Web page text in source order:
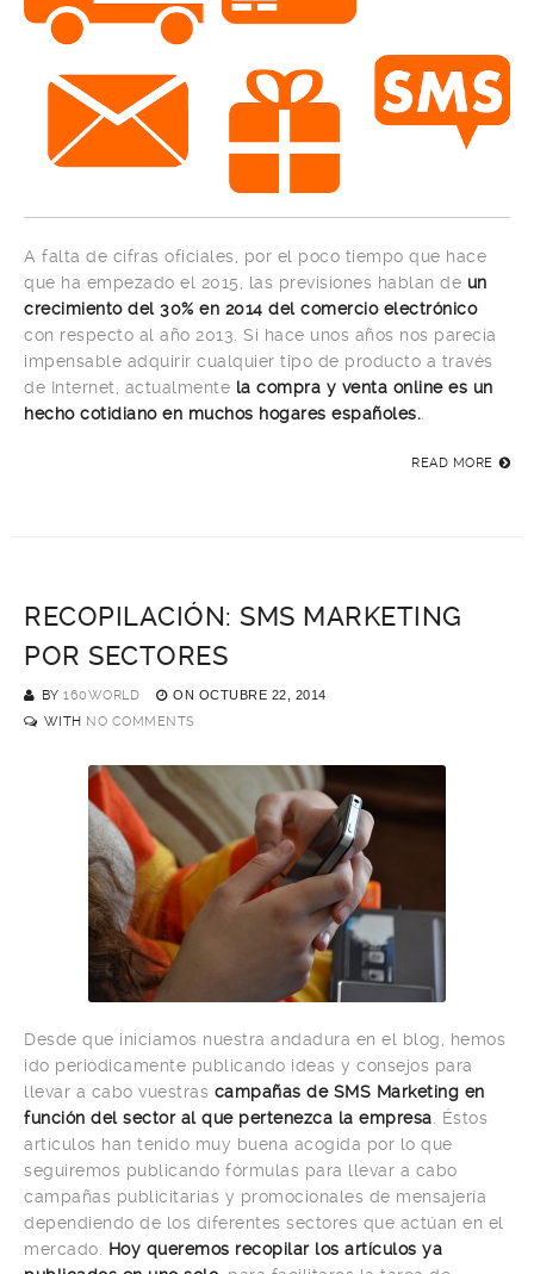
A falta de cifras oficiales, por el poco tiempo que hace
que ha empezado el 2015, las previsiones hablan de un
crecimiento del 30% en 2014 del comercio electrónico
con respecto al año 2013. Si hace unos años nos parecía
impensable adquirir cualquier tipo de producto a través
de Internet, actualmente la compra y venta online es un
hecho cotidiano en muchos hogares españoles.
READ MORE
RECOPILACIÓN: SMS MARKETING
POR SECTORES
BY 160WORLD ON OCTUBRE 22, 2014
WITH NO COMMENTS
Desde que iniciamos nuestra andadura en el blog, hemos
ido periódicamente publicando ideas y consejos para
llevar a cabo vuestras campañas de SMS Marketing en
función del sector al que pertenezca la empresa . Éstos
artículos han tenido muy buena acogida por lo que
seguiremos publicando fórmulas para llevar a cabo
campañas publicitarias y promocionales de mensajería
dependiendo de los diferentes sectores que actúan en el
mercado. Hoy queremos recopilar los artículos ya